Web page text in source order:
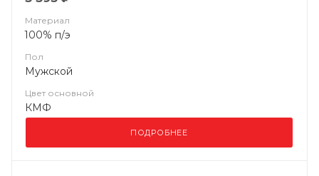
Материал
100% п/э
Пол
Мужской
Цвет основной
КМФ
ПОДРОБНЕЕ